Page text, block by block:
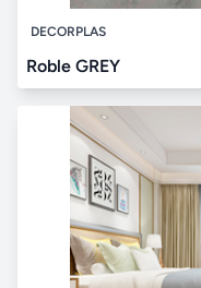
DECORPLAS
Roble GREY